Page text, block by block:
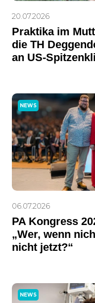
20.07.2026
Praktika im
die TH
an US-
NEWS
06.07.2026
PA Kongress
„Wer, wenn
nicht jetzt?“
NEWS